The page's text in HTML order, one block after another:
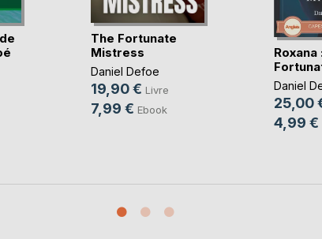
The Fortunate
Mistress
Daniel Defoe
19,90 € Livre
7,99 € Ebook
Roxana
Daniel
25,00
4,99 €